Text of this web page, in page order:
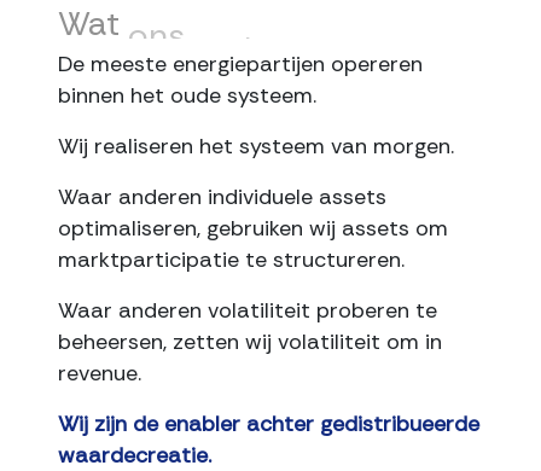
Wat ons andersmaakt
De meeste energiepartijen opereren
binnen het oude systeem.
Wij realiseren het systeem van morgen.
Waar anderen individuele assets
optimaliseren, gebruiken wij assets om
marktparticipatie te structureren.
Waar anderen volatiliteit proberen te
beheersen, zetten wij volatiliteit om in
revenue.
Wij zijn de enabler achter gedistribueerde
waardecreatie.